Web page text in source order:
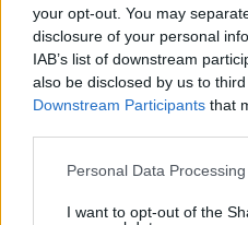
your opt-out. You may
disclosure of your personal
IAB’s list of downstream
also be disclosed by us to
Downstream Participants that
Please note that this website/
not limited to your visit or
Personal Data
I want to opt-out of the
σε περιοχές με υψηλή
Το κείμενο του ΕΧΠ-Τ
παρεμβάσεων είναι η
προορισμών, καθώς
φαινομένων πίεσης